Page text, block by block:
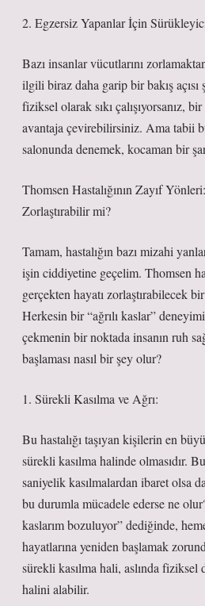
2. Egzersiz Yapanlar İçin
Bazı insanlar vücutlarını
ilgili biraz daha garip bir bakış
fiziksel olarak sıkı çalışıyorsanız,
avantaja çevirebilirsiniz. Ama tabii
salonunda denemek, kocaman bir
Thomsen Hastalığının Zayıf
Zorlaştırabilir mi?
Tamam, hastalığın bazı mizahi
işin ciddiyetine geçelim. Thomsen
gerçekten hayatı zorlaştırabilecek
Herkesin bir “ağrılı kaslar”
çekmenin bir noktada insanın ruh
başlaması nasıl bir şey olur?
1. Sürekli Kasılma ve Ağrı:
Bu hastalığı taşıyan kişilerin en
sürekli kasılma halinde olmasıdır.
saniyelik kasılmalardan ibaret olsa
bu durumla mücadele ederse ne
kaslarım bozuluyor” dediğinde,
hayatlarına yeniden başlamak
sürekli kasılma hali, aslında
halini alabilir.